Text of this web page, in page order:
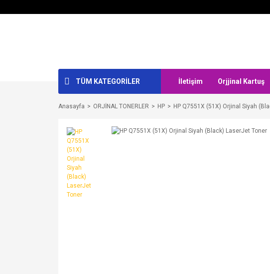
TÜM KATEGORİLER İletişim Orjjinal Kartuş
Anasayfa ORJİNAL TONERLER HP HP Q7551X (51X) Orjinal Siyah